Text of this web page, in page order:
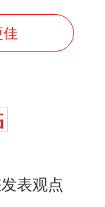
表观点